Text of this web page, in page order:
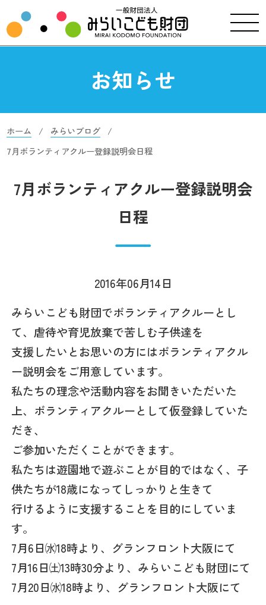
お知らせ
ホーム
みらいブログ
7月ボランティアクルー登録説明会日程
7月ボランティアクルー登録説明会
日程
2016年06月14日
みらいこども財団でボランティアクルーとし
て、虐待や育児放棄で苦しむ子供達を
支援したいとお思いの方にはボランティアクル
ー説明会をご用意しています。
私たちの理念や活動内容をお聞きいただいた
上、ボランティアクルーとして仮登録していた
だき、
ご参加いただくことができます。
私たちは遊園地で遊ぶことが目的ではなく、子
供たちが18歳になってしっかりと生きて
行けるように支援することを目的にしていま
す。
7月6日㈬18時より、グランフロント大阪にて
7月16日㈯13時30分より、みらいこども財団にて
7月20日㈬18時より、グランフロント大阪にて